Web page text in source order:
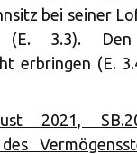
bei seiner
3.3). Den
erbringen (E.
2021,